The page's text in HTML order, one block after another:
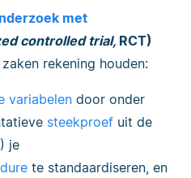
met
controlled trial, RCT)
rekening houden:
variabelen door onder
steekproef uit de
je
te standaardiseren, en